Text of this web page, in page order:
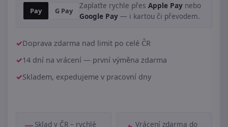
Pay G Pay
Zaplaťte rychle přes Apple Pay nebo
Google Pay — i kartou či převodem.
Doprava zdarma nad limit po celé ČR
14 dní na vrácení — první výměna zdarma
Skladem, expedujeme v pracovní dny
Sklad v ČR – rychlé
Vrácení zdarma do